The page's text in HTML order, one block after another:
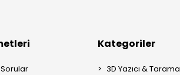
Kategoriler
3D Yazıcı & Tarama